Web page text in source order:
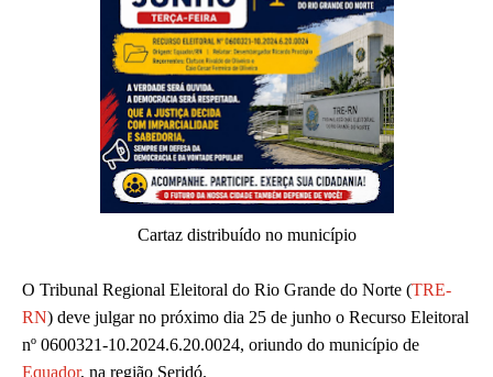
Cartaz distribuído no município
O Tribunal Regional Eleitoral do Rio Grande do Norte (TRE-
RN) deve julgar no próximo dia 25 de junho o Recurso Eleitoral
nº 0600321-10.2024.6.20.0024, oriundo do município de
Equador, na região Seridó.